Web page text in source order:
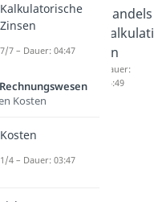
Maschin
enstund
ensatz
03:00
Kalkulat
chlag
02:51
Handels
kalkulati
on
Dauer:
05:49
Kalkulatorische
Zinsen
7/7 – Dauer: 04:47
Kosten
Kosten
1/4 – Dauer: 03:47